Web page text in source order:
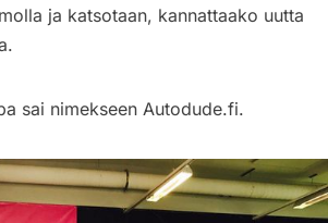
ja katsotaan, kannattaako uutta
sai nimekseen Autodude.fi.